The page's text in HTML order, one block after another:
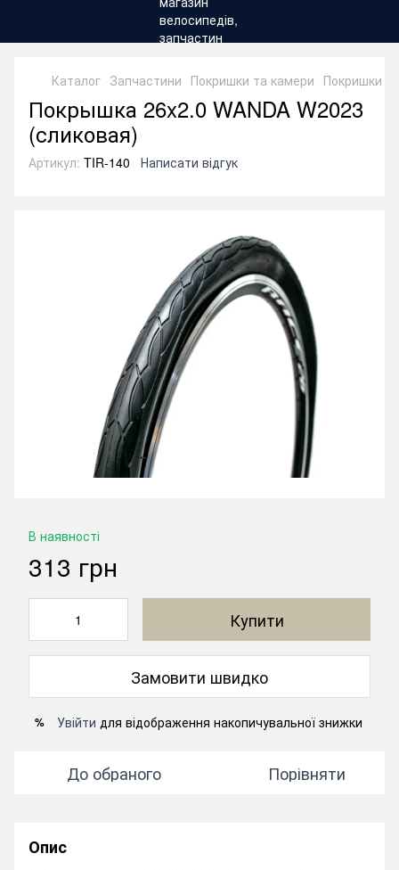
Каталог Запчастини Покришки та камери Покришки
Покрышка 26x2.0 WANDA W2023
(сликовая)
Артикул: TIR-140 Написати відгук
В наявності
313 грн
Купити
Замовити швидко
% Увійти для відображення накопичувальної знижки
До обраного Порівняти
Опис